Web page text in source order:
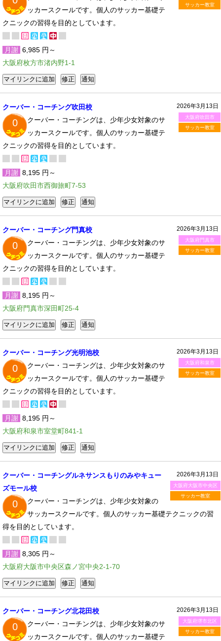
サッカー教室
ッカースクールです。個人のサッカー基礎テ
クニックの習得を目的としています。
月謝 6,985 円～
大阪府枚方市渚内野1-1
2026年3月13日
大阪府吹田市
サッカー教室
クーバー・コーチング吹田校
0
クーバー・コーチングは、少年少女対象のサ
ッカースクールです。個人のサッカー基礎テ
クニックの習得を目的としています。
月謝 8,195 円～
大阪府吹田市西御旅町7-53
2026年3月13日
大阪府門真市
サッカー教室
クーバー・コーチング門真校
0
クーバー・コーチングは、少年少女対象のサ
ッカースクールです。個人のサッカー基礎テ
クニックの習得を目的としています。
月謝 8,195 円～
大阪府門真市深田町25-4
2026年3月13日
大阪府和泉市
サッカー教室
クーバー・コーチング光明池校
0
クーバー・コーチングは、少年少女対象のサ
ッカースクールです。個人のサッカー基礎テ
クニックの習得を目的としています。
月謝 8,195 円～
大阪府和泉市室堂町841-1
2026年3月13日
大阪府大阪市中央区
サッカー教室
クーバー・コーチングルネサンスもりのみやキュー
ズモール校
0
クーバー・コーチングは、少年少女対象の
サッカースクールです。個人のサッカー基礎テクニックの習
得を目的としています。
月謝 8,305 円～
大阪府大阪市中央区森ノ宮中央2-1-70
2026年3月13日
大阪府堺市北区
サッカー教室
クーバー・コーチング北花田校
0
クーバー・コーチングは、少年少女対象のサ
ッカースクールです。個人のサッカー基礎テ